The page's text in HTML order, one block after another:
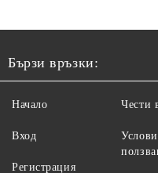
Бързи връзки:
Начало
Вход
Регистрация
Чести